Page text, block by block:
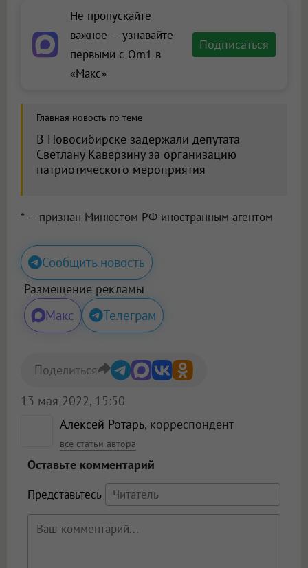
Не пропускайте
важное — узнавайте
первыми с Om1 в
«Макс»
Подписаться
Главная новость по теме
В Новосибирске задержали депутата
Светлану Каверзину за организацию
патриотического мероприятия
* — признан Минюстом РФ иностранным агентом
Сообщить новость
Размещение рекламы
Макс Телеграм
Алексей Ротарь, корреспондент
все статьи автора
13 мая 2022, 15:50
Поделиться
Оставьте комментарий
Представьтесь